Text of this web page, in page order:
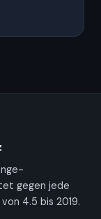
gegen jede
4.5 bis 2019.